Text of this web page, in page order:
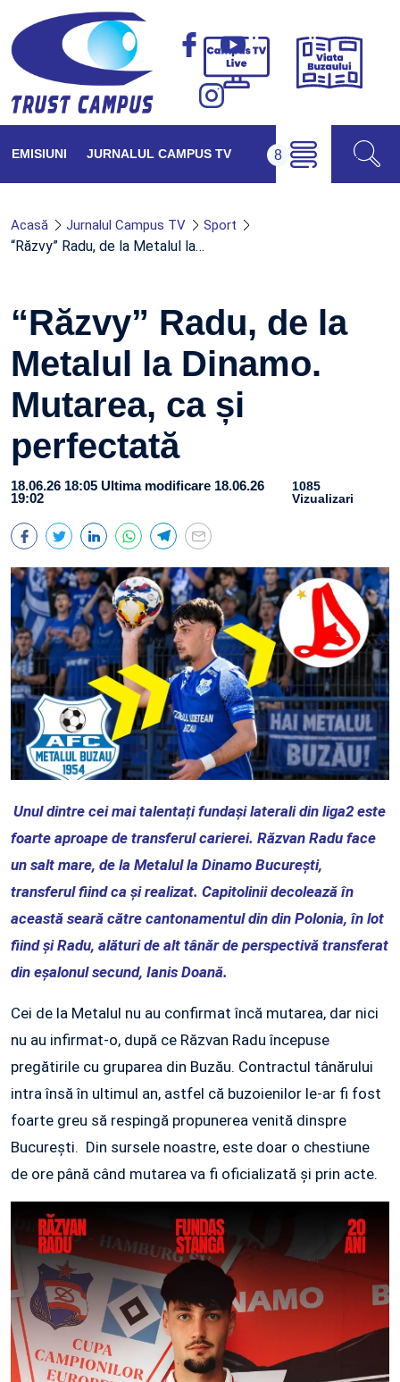
Campus
Viața
EMISIUNI JURNALUL CAMPUS TV
Acasă Jurnalul Campus TV Sport
“Răzvy” Radu, de la Metalul la…
“Răzvy” Radu, de la
Metalul la Dinamo.
Mutarea, ca și
perfectată
18.06.26 18:05 Ultima modificare 18.06.26
19:02
1085
Vizualizari
Unul dintre cei mai talentați fundași laterali din liga2 este
foarte aproape de transferul carierei. Răzvan Radu face
un salt mare, de la Metalul la Dinamo București,
transferul fiind ca și realizat. Capitolinii decolează în
această seară către cantonamentul din din Polonia, în lot
fiind și Radu, alături de alt tânăr de perspectivă transferat
din eșalonul secund, Ianis Doană.
Cei de la Metalul nu au confirmat încă mutarea, dar nici
nu au infirmat-o, după ce Răzvan Radu începuse
pregătirile cu gruparea din Buzău. Contractul tânărului
intra însă în ultimul an, astfel că buzoienilor le-ar fi fost
foarte greu să respingă propunerea venită dinspre
București. Din sursele noastre, este doar o chestiune
de ore până când mutarea va fi oficializată și prin acte.